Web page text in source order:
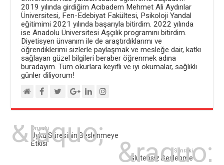
2019 yılında girdiğim Acıbadem Mehmet Ali Aydınlar
Üniversitesi, Fen-Edebiyat Fakültesi, Psikoloji Yandal
eğitimimi 2021 yılında başarıyla bitirdim. 2022 yılında
ise Anadolu Üniversitesi Aşçılık programını bitirdim.
Diyetisyen ünvanım ile de araştırdıklarımı ve
öğrendiklerimi sizlerle paylaşmak ve mesleğe dair, katkı
sağlayan güzel bilgileri beraber öğrenmek adına
buradayım. Tüm okurlara keyifli ve iyi okumalar, sağlıklı
günler diliyorum!
Önceki
Uyku Süresinin Beslenmeye
Etkisi
Sonraki
Glutensiz Beslenme